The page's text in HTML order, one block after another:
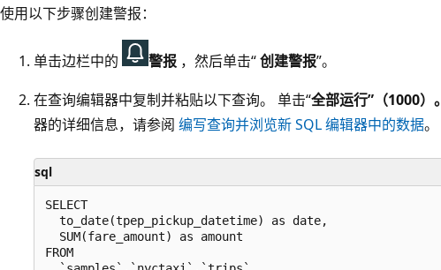
使用以下步骤创建警报：
单击边栏中的 警报 ，然后单击“创建警报”。
在查询编辑器中复制并粘贴以下查询。 单击“全部运行”（1000）。
器的详细信息，请参阅 编写查询并浏览新 SQL 编辑器中的数据。
sql
SELECT
  to_date(tpep_pickup_datetime) as date,
  SUM(fare_amount) as amount
FROM